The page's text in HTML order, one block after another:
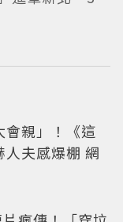
會親」！《這
夫感爆棚 網